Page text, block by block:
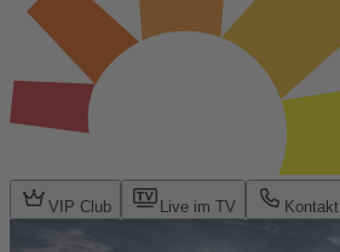
VIP Club Live im TV Kontakt